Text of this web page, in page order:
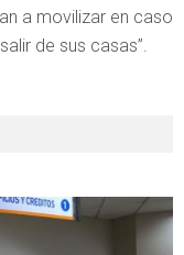
a movilizar en caso
de sus casas”.